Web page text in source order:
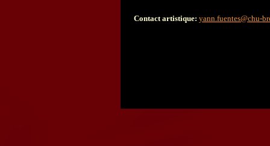
Contact artistique: yann.fuentes@chu-